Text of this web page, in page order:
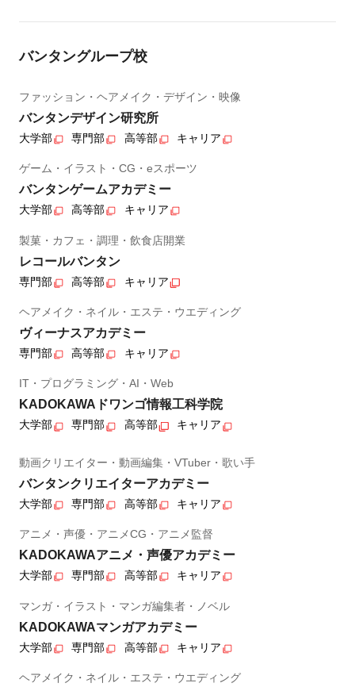
バンタングループ校
ファッション・ヘアメイク・デザイン・映像
バンタンデザイン研究所
大学部 専門部 高等部 キャリア
ゲーム・イラスト・CG・eスポーツ
バンタンゲームアカデミー
大学部 高等部 キャリア
製菓・カフェ・調理・飲食店開業
レコールバンタン
専門部 高等部 キャリア
ヘアメイク・ネイル・エステ・ウエディング
ヴィーナスアカデミー
専門部 高等部 キャリア
IT・プログラミング・AI・Web
KADOKAWAドワンゴ情報工科学院
大学部 専門部 高等部 キャリア
動画クリエイター・動画編集・VTuber・歌い手
バンタンクリエイターアカデミー
大学部 専門部 高等部 キャリア
アニメ・声優・アニメCG・アニメ監督
KADOKAWAアニメ・声優アカデミー
大学部 専門部 高等部 キャリア
マンガ・イラスト・マンガ編集者・ノベル
KADOKAWAマンガアカデミー
大学部 専門部 高等部 キャリア
ヘアメイク・ネイル・エステ・ウエディング